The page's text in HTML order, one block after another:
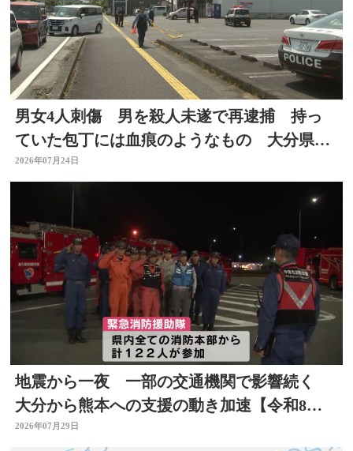
男女4人刺傷 男を殺人未遂で再逮捕 持っ
ていた包丁には血痕のようなもの 大分県佐
伯市
2026年07月24日
地震から一夜 一部の交通機関で影響続く
大分から熊本への支援の動き加速【令和8年
熊本地震】
2026年07月29日